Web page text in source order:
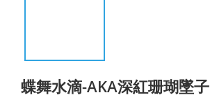
蝶舞水滴-AKA深紅珊瑚墜子